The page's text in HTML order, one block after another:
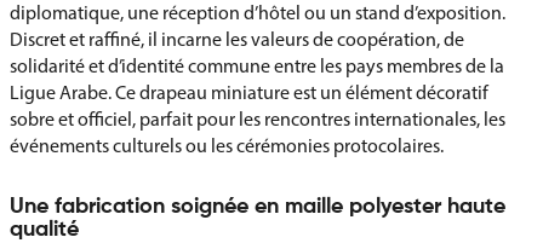
diplomatique, une réception d’hôtel ou un stand d’exposition.
Discret et raffiné, il incarne les valeurs de coopération, de
solidarité et d’identité commune entre les pays membres de la
Ligue Arabe. Ce drapeau miniature est un élément décoratif
sobre et officiel, parfait pour les rencontres internationales, les
événements culturels ou les cérémonies protocolaires.
Une fabrication soignée en maille polyester haute
qualité